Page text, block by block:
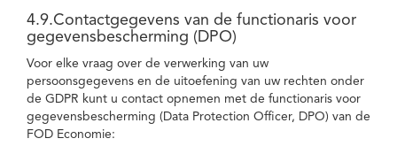
4.9.Contactgegevens van de functionaris voor
gegevensbescherming (DPO)
Voor elke vraag over de verwerking van uw
persoonsgegevens en de uitoefening van uw rechten onder
de GDPR kunt u contact opnemen met de functionaris voor
gegevensbescherming (Data Protection Officer, DPO) van de
FOD Economie: